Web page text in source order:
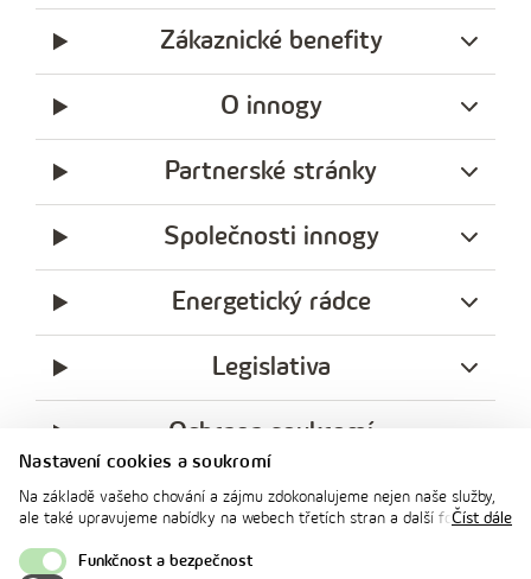
Nastavení cookies a soukromí
Na základě vašeho chování a zájmu zdokonalujeme nejen naše služby,
ale také upravujeme nabídky na webech třetích stran a další formy
souhlasu. Svoje nastavení můžete kdykoliv změnit v zápatí stránky v
Číst dále
Funkčnost a bezpečnost
Zákaznické benefity
O innogy
Partnerské stránky
Společnosti innogy
Energetický rádce
Legislativa
Ochrana soukromí
messengerfacebook
x
innogy
instagramyoutubeLinkedin